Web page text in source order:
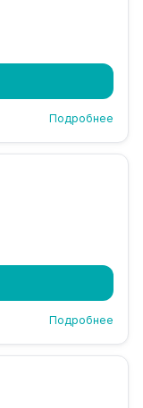
Подробнее
Подробнее